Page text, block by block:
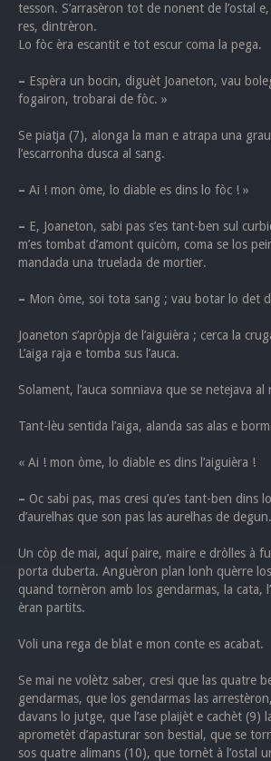
tesson. S’arrasèron tot de nonent de l’ostal
res, dintrèron.
Lo fòc èra escantit e tot escur coma la pega.
– Espèra un bocin, diguèt Joaneton, vau
fogairon, trobarai de fòc. »
Se piatja (7), alonga la man e atrapa una
l’escarronha dusca al sang.
– Ai ! mon òme, lo diable es dins lo fòc ! »
– E, Joaneton, sabi pas s’es tant-ben sul
m’es tombat d’amont quicòm, coma se los
mandada una truelada de mortier.
– Mon òme, soi tota sang ; vau botar lo det
Joaneton s’apròpja de l’aiguièra ; cerca la
L’aiga raja e tomba sus l’auca.
Solament, l’auca somniava que se netejava al
Tant-lèu sentida l’aiga, alanda sas alas e
« Ai ! mon òme, lo diable es dins l’aiguièra !
– Oc sabi pas, mas cresi qu’es tant-ben dins
d’aurelhas que son pas las aurelhas de
Un còp de mai, aquí paire, maire e dròlles à
porta duberta. Anguèron plan lonh quèrre
quand tornèron amb los gendarmas, la cata,
èran partits.
Voli una rega de blat e mon conte es acabat.
Se mai ne volètz saber, cresi que las quatre
gendarmas, que los gendarmas las
davans lo jutge, que l’ase plaijèt e cachèt (9)
aprometèt d’apasturar son bestial, que se
sos quatre alimans (10), que tornèt à l’ostal